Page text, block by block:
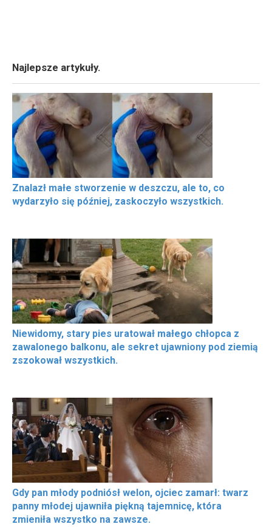
Najlepsze artykuły.
Znalazł małe stworzenie w deszczu, ale to, co
wydarzyło się później, zaskoczyło wszystkich.
Niewidomy, stary pies uratował małego chłopca z
zawalonego balkonu, ale sekret ujawniony pod ziemią
zszokował wszystkich.
Gdy pan młody podniósł welon, ojciec zamarł: twarz
panny młodej ujawniła piękną tajemnicę, która
zmieniła wszystko na zawsze.